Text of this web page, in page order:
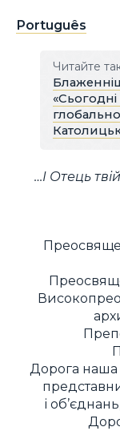
Português
Читайте
…І Отець
Дорога наша
і